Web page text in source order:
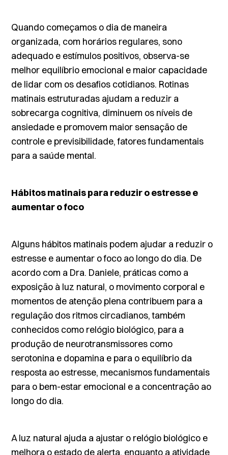
Quando começamos o dia de maneira
organizada, com horários regulares,sono
adequado e estímulos positivos, observa-se
melhor equilíbrio emocional e maior capacidade
de lidar com os desafios cotidianos. Rotinas
matinais estruturadas ajudam a reduzir a
sobrecarga cognitiva, diminuem os níveis de
ansiedade e promovem maior sensação de
controle e previsibilidade, fatores fundamentais
para a saúde mental.
Hábitos matinais para reduzir o estresse e
aumentar o foco
Alguns hábitos matinais podem ajudar a reduzir o
estresse e aumentar o foco ao longo do dia. De
acordo com a Dra. Daniele, práticas como a
exposição à luz natural, o movimento corporal e
momentos de atenção plena contribuem para a
regulação dos ritmos circadianos, também
conhecidos como relógio biológico, para a
produção de neurotransmissores como
serotonina e dopamina e para o equilíbrio da
resposta ao estresse, mecanismos fundamentais
para o bem-estar emocional e a concentração ao
longo do dia.
A luz natural ajuda a ajustar o relógio biológico e
melhora o estado de alerta, enquanto a atividade